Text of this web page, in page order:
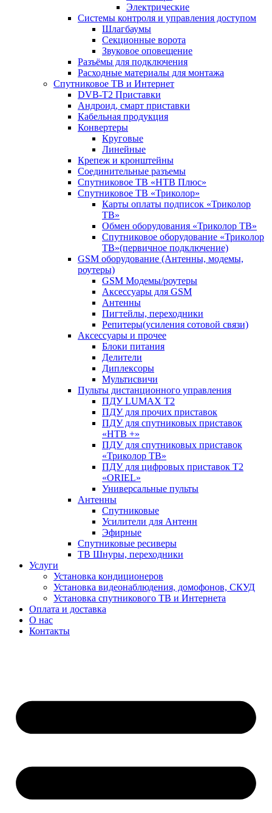
Электрические
Системы контроля и управления доступом
Шлагбаумы
Секционные ворота
Звуковое оповещение
Разъёмы для подключения
Расходные материалы для монтажа
Спутниковое ТВ и Интернет
DVB-Т2 Приставки
Андроид, смарт приставки
Кабельная продукция
Конвертеры
Круговые
Линейные
Крепеж и кронштейны
Соединительные разъемы
Спутниковое ТВ «НТВ Плюс»
Спутниковое ТВ «Триколор»
Карты оплаты подписок «Триколор
ТВ»
Обмен оборудования «Триколор ТВ»
Спутниковое оборудование «Триколор
ТВ»(первичное подключение)
GSM оборудование (Антенны, модемы,
роутеры)
GSM Модемы/роутеры
Аксессуары для GSM
Антенны
Пигтейлы, переходники
Репитеры(усиления сотовой связи)
Аксессуары и прочее
Блоки питания
Делители
Диплексоры
Мультисвичи
Пульты дистанционного управления
ПДУ LUMAX Т2
ПДУ для прочих приставок
ПДУ для спутниковых приставок
«НТВ +»
ПДУ для спутниковых приставок
«Триколор ТВ»
ПДУ для цифровых приставок Т2
«ORIEL»
Универсальные пульты
Антенны
Спутниковые
Усилители для Антенн
Эфирные
Спутниковые ресиверы
ТВ Шнуры, переходники
Услуги
Установка кондиционеров
Установка видеонаблюдения, домофонов, СКУД
Установка спутникового ТВ и Интернета
Оплата и доставка
О нас
Контакты